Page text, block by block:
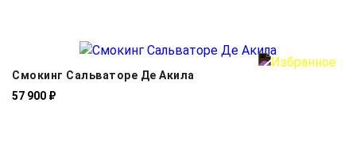
Смокинг Сальваторе Де Акила
57 900 ₽